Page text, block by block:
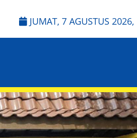
JUMAT, 7 AGUSTUS 2026,